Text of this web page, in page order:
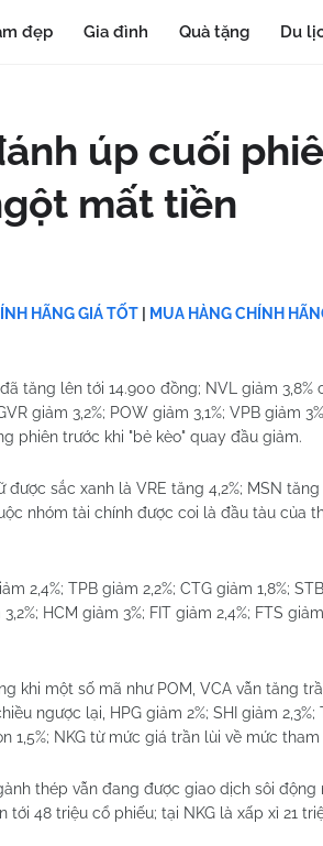
đẹp Gia đình Quà tặng Du
úp cuối
mất tiền
HÃNG GIÁ TỐT MUA HÀNG CHÍNH
tăng lên tới 14.900 đồng; NVL giảm 3,8%
giảm 3,2%; POW giảm 3,1%; VPB giảm
phiên trước khi "bẻ kèo" quay đầu giảm.
sắc xanh là VRE tăng 4,2%; MSN tăng
nhóm tài chính được coi là đầu tàu của
2,4%; TPB giảm 2,2%; CTG giảm 1,8%;
HCM giảm 3%; FIT giảm 2,4%; FTS
khi một số mã như POM, VCA vẫn tăng
ngược lại, HPG giảm 2%; SHI giảm 2,3%;
1,5%; NKG từ mức giá trần lùi về mức tham
thép vẫn đang được giao dịch sôi động
48 triệu cổ phiếu; tại NKG là xấp xỉ 21